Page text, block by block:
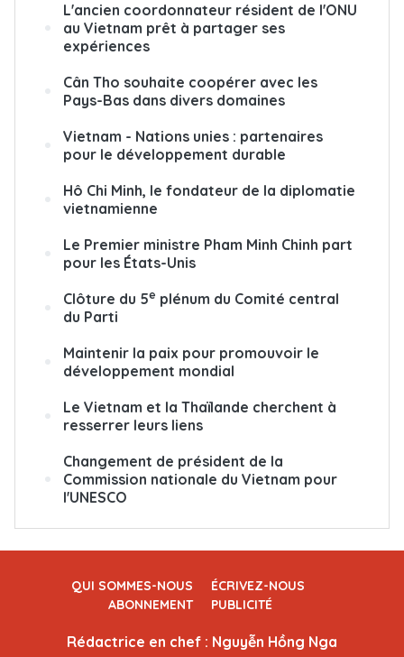
L'ancien coordonnateur résident de l'ONU
au Vietnam prêt à partager ses
expériences
Cân Tho souhaite coopérer avec les
Pays-Bas dans divers domaines
Vietnam - Nations unies : partenaires
pour le développement durable
Hô Chi Minh, le fondateur de la diplomatie
vietnamienne
Le Premier ministre Pham Minh Chinh part
pour les États-Unis
Clôture du 5e plénum du Comité central
du Parti
Maintenir la paix pour promouvoir le
développement mondial
Le Vietnam et la Thaïlande cherchent à
resserrer leurs liens
Changement de président de la
Commission nationale du Vietnam pour
l'UNESCO
QUI SOMMES-NOUS
ÉCRIVEZ-NOUS
ABONNEMENT
PUBLICITÉ
Rédactrice en chef : Nguyễn Hồng Nga